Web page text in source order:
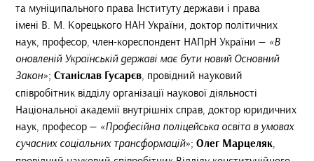
та муніципального права Інституту держави і права
імені В. М. Корецького НАН України, доктор політичних
наук, професор, член-кореспондент НАПрН України — «В
оновленій Українській державі має бути новий Основний
Закон»;Станіслав Гусарєв, провідний науковий
співробітник відділу організації наукової діяльності
Національної академії внутрішніх справ, доктор юридичних
наук, професор — «Професійна поліцейська освіта в умовах
сучасних соціальних трансформацій»;Олег Марцеляк,